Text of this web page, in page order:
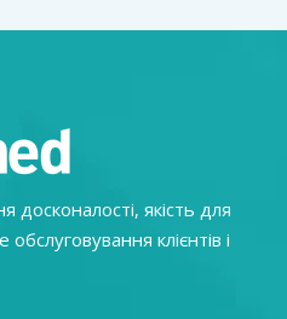
досконалості, якість для
клієнтів і